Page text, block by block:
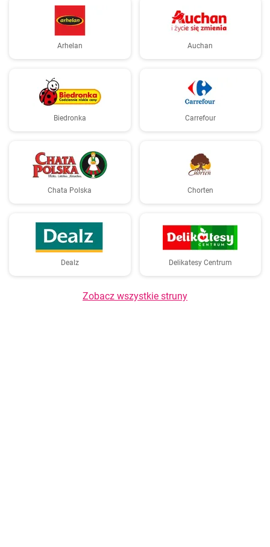
Arhelan Auchan
Biedronka Carrefour
Chata Polska Chorten
Dealz Delikatesy Centrum
Zobacz wszystkie struny